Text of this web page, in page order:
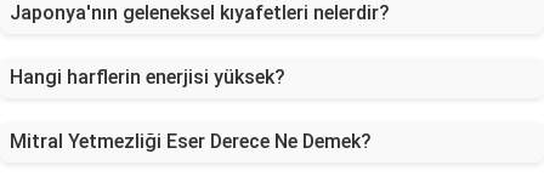
Japonya'nın geleneksel kıyafetleri nelerdir?
Hangi harflerin enerjisi yüksek?
Mitral Yetmezliği Eser Derece Ne Demek?